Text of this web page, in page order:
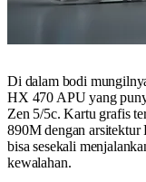
Di dalam bodi
HX 470 APU yang
Zen 5/5c. Kartu grafis
890M dengan
bisa sesekali
kewalahan.